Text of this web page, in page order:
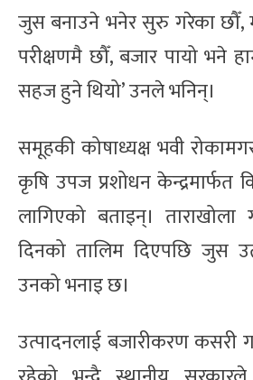
जुस बनाउने भनेर सुरु गरेका
परीक्षणमै छौँ, बजार पायो भने
सहज हुने थियो’ उनले भनिन्।
समूहकी कोषाध्यक्ष भवी
कृषि उपज प्रशोधन केन्द्रमार्फत
लागिएको बताइन्। ताराखोला
दिनको तालिम दिएपछि जुस
उनको भनाइ छ।
उत्पादनलाई बजारीकरण कसरी